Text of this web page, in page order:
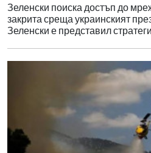
Зеленски поиска достъп до
закрита среща украинският
Зеленски е представил